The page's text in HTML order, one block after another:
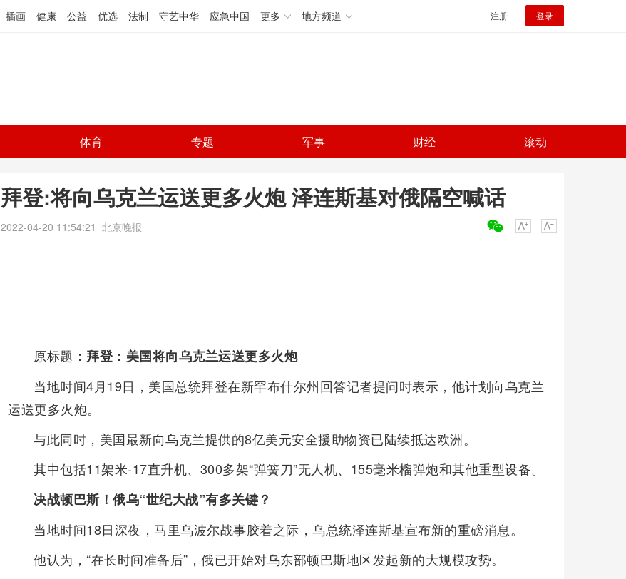
插画 健康 公益 优选 法制 守艺中华 应急中国 更多 地方频道 注册 登录
体育 专题 军事 财经 滚动
拜登:将向乌克兰运送更多火炮 泽连斯基对俄隔空喊话
2022-04-20 11:54:21 北京晚报
原标题： 拜登：美国将向乌克兰运送更多火炮
当地时间4月19日，美国总统拜登在新罕布什尔州回答记者提问时表示，他计划向乌克兰
运送更多火炮。
与此同时，美国最新向乌克兰提供的8亿美元安全援助物资已陆续抵达欧洲。
其中包括11架米-17直升机、300多架“弹簧刀”无人机、155毫米榴弹炮和其他重型设备。
决战顿巴斯！俄乌“世纪大战”有多关键？
当地时间18日深夜，马里乌波尔战事胶着之际，乌总统泽连斯基宣布新的重磅消息。
他认为，“在长时间准备后”，俄已开始对乌东部顿巴斯地区发起新的大规模攻势。